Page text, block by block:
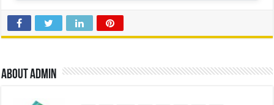
About admin